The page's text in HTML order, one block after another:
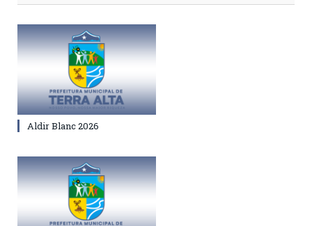
Aldir Blanc 2026